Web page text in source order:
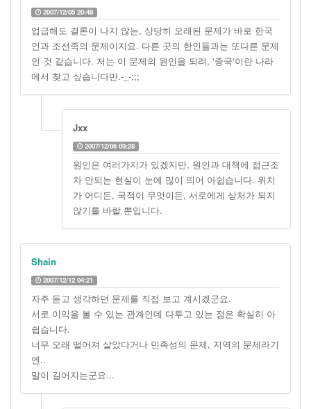
2007/12/05 20:48
업급해도 결론이 나지 않는, 상당히 오래된 문제가 바로 한국
인과 조선족의 문제이지요. 다른 곳의 한인들과는 또다른 문제
인 것 같습니다. 저는 이 문제의 원인을 되려, '중국'이란 나라
에서 찾고 싶습니다만.-_-;;;
Jxx
2007/12/06 09:28
원인은 여러가지가 있겠지만, 원인과 대책에 접근조
차 안되는 현실이 눈에 많이 띄어 아쉽습니다. 위치
가 어디든, 국적이 무엇이든, 서로에게 상처가 되지
않기를 바랄 뿐입니다.
Shain
2007/12/12 04:21
자주 듣고 생각하던 문제를 직접 보고 계시겠군요.
서로 이익을 볼 수 있는 관계인데 다투고 있는 점은 확실히 아
쉽습니다.
너무 오래 떨어져 살았다거나 민족성의 문제, 지역의 문제라기
엔..
말이 길어지는군요...